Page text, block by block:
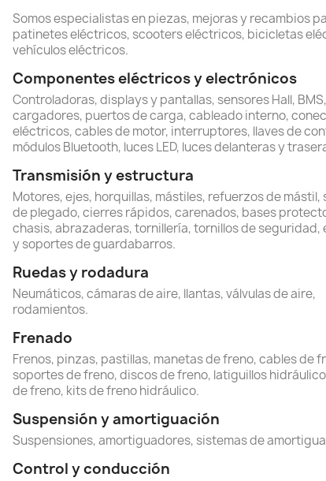
Somos especialistas en piezas, mejoras y recambios
patinetes eléctricos, scooters eléctricos, bicicletas
vehículos eléctricos.
Componentes eléctricos y electrónicos
Controladoras, displays y pantallas, sensores Hall,
cargadores, puertos de carga, cableado interno,
eléctricos, cables de motor, interruptores, llaves de
módulos Bluetooth, luces LED, luces delanteras y
Transmisión y estructura
Motores, ejes, horquillas, mástiles, refuerzos de mástil,
de plegado, cierres rápidos, carenados, bases
chasis, abrazaderas, tornillería, tornillos de seguridad,
y soportes de guardabarros.
Ruedas y rodadura
Neumáticos, cámaras de aire, llantas, válvulas de aire,
rodamientos.
Frenado
Frenos, pinzas, pastillas, manetas de freno, cables de
soportes de freno, discos de freno, latiguillos
de freno, kits de freno hidráulico.
Suspensión y amortiguación
Suspensiones, amortiguadores, sistemas de
Control y conducción